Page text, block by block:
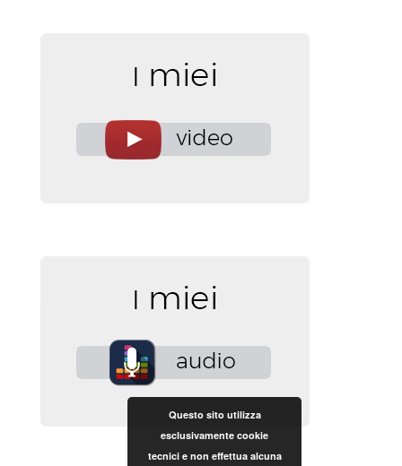
Questo sito utilizza
esclusivamente cookie
tecnici e non effettua alcuna